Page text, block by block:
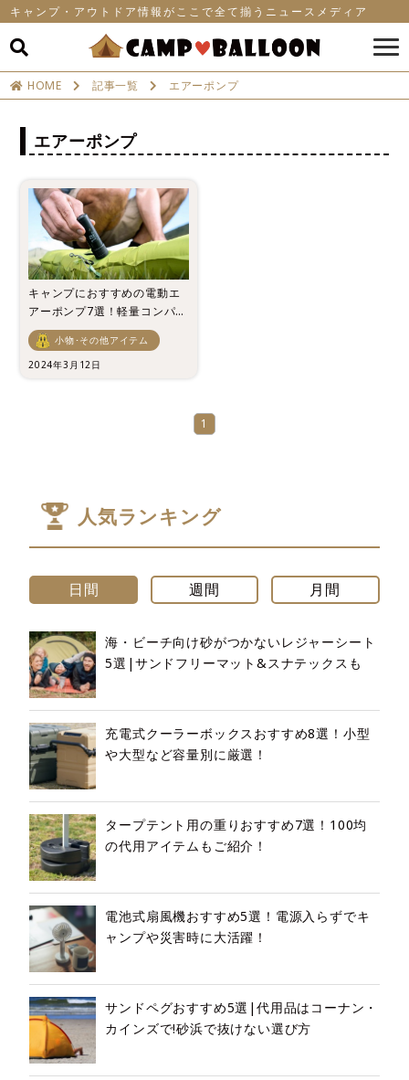
キャンプ・アウトドア情報がここで全て揃うニュースメディア
HOME 記事一覧 エアーポンプ
エアーポンプ
キャンプにおすすめの電動エ
アーポンプ7選！軽量コンパク
トを厳選！
小物･その他アイテム
2024年3月12日
1
人気ランキング
日間 週間 月間
海・ビーチ向け砂がつかないレジャーシート
5選|サンドフリーマット&スナテックスも
充電式クーラーボックスおすすめ8選！小型
や大型など容量別に厳選！
タープテント用の重りおすすめ7選！100均
の代用アイテムもご紹介！
電池式扇風機おすすめ5選！電源入らずでキ
ャンプや災害時に大活躍！
サンドペグおすすめ5選|代用品はコーナン・
カインズで!砂浜で抜けない選び方